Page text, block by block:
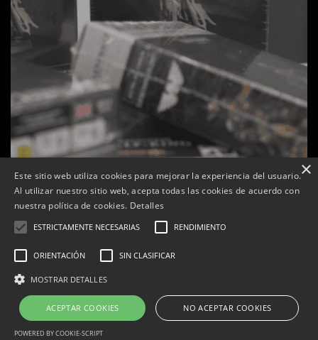
La botiga L’K de Balaguer es converteix en nou punt
Correu electrònic:info@tarrega.tv
Telèfons: 648 45 71 14 | 669 32 28 46
×
Este sitio web utiliza cookies para mejorar la experiencia del usuario.
Al utilizar nuestro sitio web, acepta todas las cookies de acuerdo con
nuestra política de cookies. Detalles
ESTRICTAMENTE NECESARIAS RENDIMIENTO
ORIENTACIÓN SIN CLASIFICAR
MOSTRAR DETALLES
ACEPTAR COOKIES NO ACEPTAR COOKIES
POWERED BY COOKIE-SCRIPT